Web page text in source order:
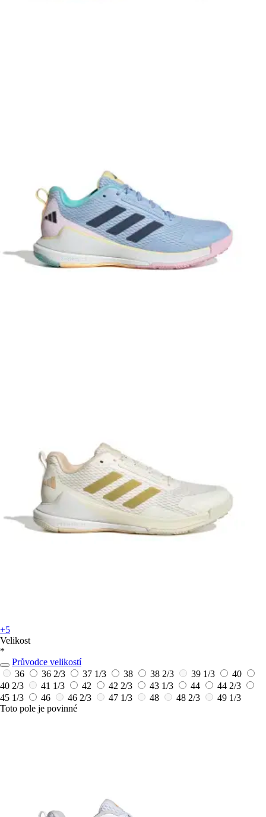
+5
Velikost
*
Průvodce velikostí
36
36 2/3 37 1/3 38 38 2/3 39 1/3
40
40 2/3
41 1/3 42 42 2/3 43 1/3 44
44 2/3
45 1/3
46 46 2/3 47 1/3 48 48 2/3
49 1/3
Toto pole je povinné